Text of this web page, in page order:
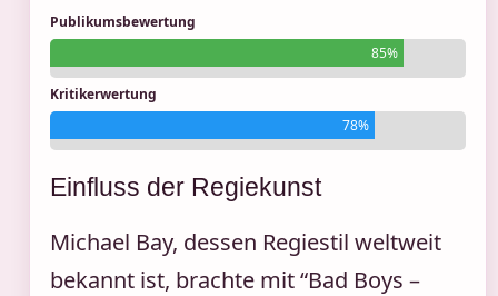
Publikumsbewertung
85%
Kritikerwertung
78%
Einfluss der Regiekunst
Michael Bay, dessen Regiestil weltweit
bekannt ist, brachte mit “Bad Boys –